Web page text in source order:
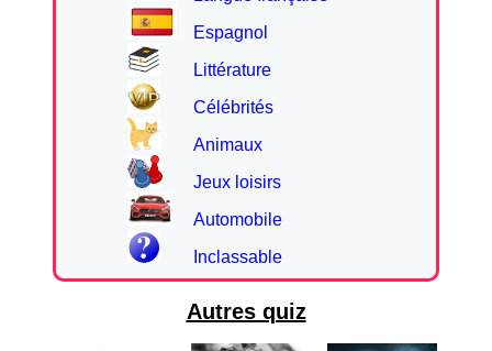
Espagnol
Littérature
Célébrités
Animaux
Jeux loisirs
Automobile
Inclassable
Autres quiz